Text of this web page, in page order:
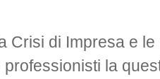
Crisi di Impresa e
professionisti la